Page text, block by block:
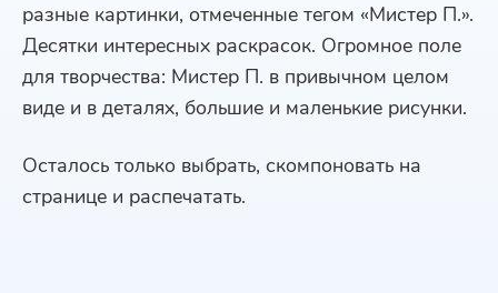
разные картинки, отмеченные тегом «Мистер П.».
Десятки интересных раскрасок. Огромное поле
для творчества: Мистер П. в привычном целом
виде и в деталях, большие и маленькие рисунки.
Осталось только выбрать, скомпоновать на
странице и распечатать.